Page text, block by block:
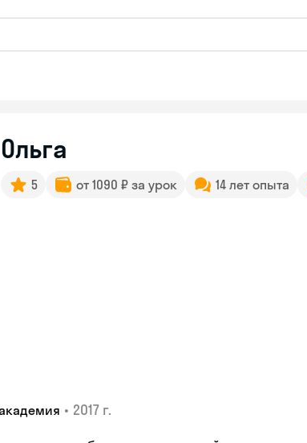
Ольга
5 от 1090 ₽ за урок 14 лет опыта
• 2017 г.